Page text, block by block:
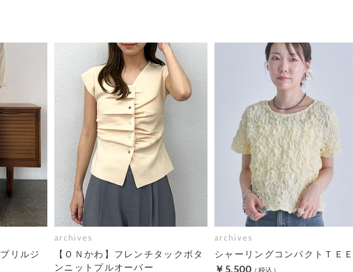
リルジ
archives
【ＯＮかわ】フレンチタックボタ
ンニットプルオーバー
archives
シャーリングコンパクトＴＥＥ
￥5,500